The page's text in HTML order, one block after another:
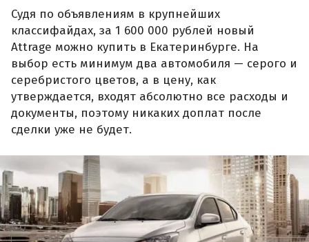
Судя по объявлениям в крупнейших
классифайдах, за 1 600 000 рублей новый
Attrage можно купить в Екатеринбурге. На
выбор есть минимум два автомобиля — серого и
серебристого цветов, а в цену, как
утверждается, входят абсолютно все расходы и
документы, поэтому никаких доплат после
сделки уже не будет.